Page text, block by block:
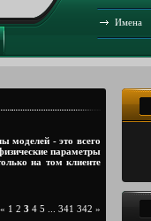
Имена
моделей - это всего
параметры
на том клиенте
« 1 2 3 4 5 341 342 »